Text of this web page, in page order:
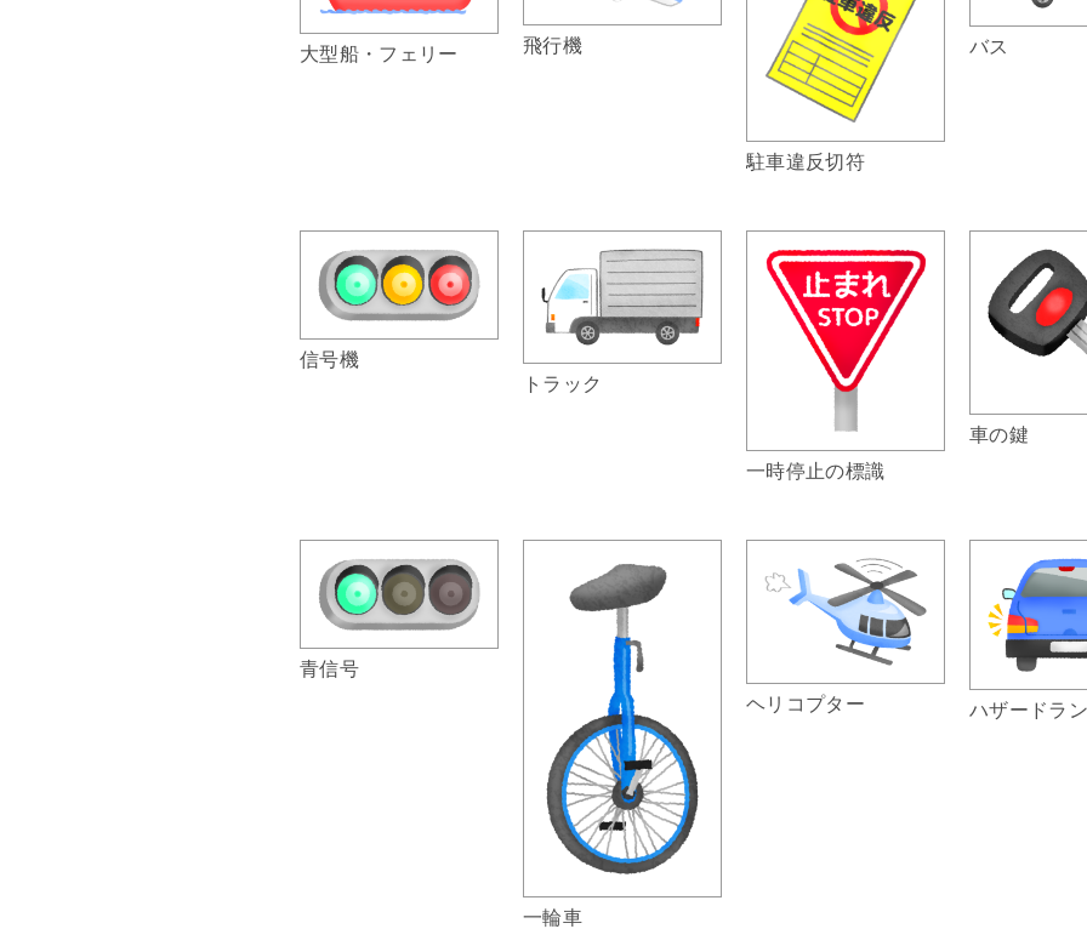
大型船・フェリー 飛行機
駐車違反切符
バス
信号機
トラック
一時停止の標識
車の鍵
青信号
一輪車
ヘリコプター ハザードラ